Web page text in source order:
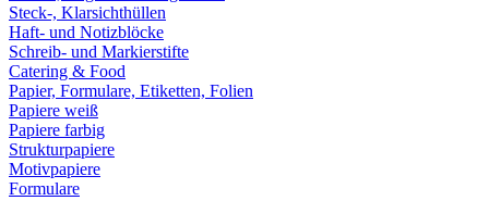
Steck-, Klarsichthüllen
Haft- und Notizblöcke
Schreib- und Markierstifte
Catering & Food
Papier, Formulare, Etiketten, Folien
Papiere weiß
Papiere farbig
Strukturpapiere
Motivpapiere
Formulare